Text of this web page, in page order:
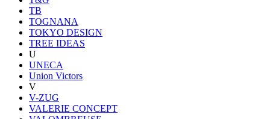
TB
TOGNANA
TOKYO DESIGN
TREE IDEAS
U
UNECA
Union Victors
V
V-ZUG
VALERIE CONCEPT